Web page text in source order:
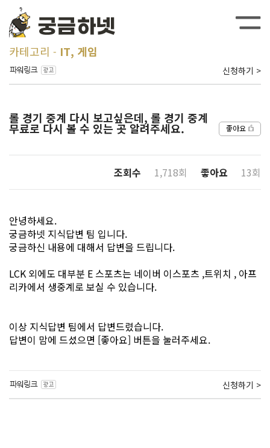
카테고리 IT, 게임
신청하기 >
롤 경기 중계 다시 보고싶은데, 롤 경기 중계
무료로 다시 볼 수 있는 곳 알려주세요. 좋아요
조회수 1,718회 좋아요 13회
안녕하세요.
궁금하넷 지식답변 팀 입니다.
궁금하신 내용에 대해서 답변을 드립니다.
LCK 외에도 대부분 E 스포츠는 네이버 이스포츠 ,트위치 , 아프
리카에서 생중계로 보실 수 있습니다.
이상 지식답변 팀에서 답변드렸습니다.
답변이 맘에 드셨으면 [좋아요] 버튼을 눌러주세요.
신청하기 >